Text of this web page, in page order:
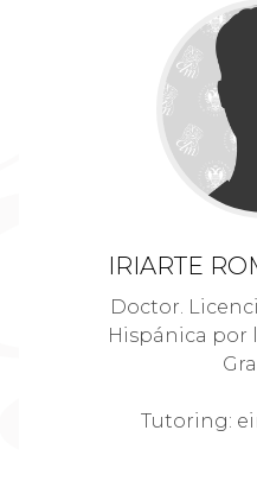
IRIARTE
Doctor.
Hispánica por
Tutoring: